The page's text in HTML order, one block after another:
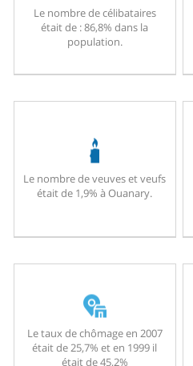
Le nombre de célibataires
était de : 86,8% dans la
population.
Le nombre de veuves et veufs
était de 1,9% à Ouanary.
Le taux de chômage en 2007
était de 25,7% et en 1999 il
était de 45,2%